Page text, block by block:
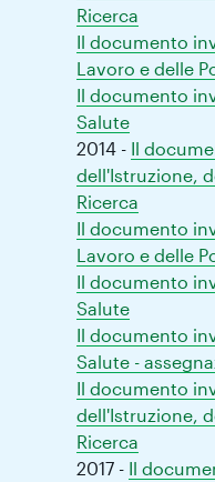
Ricerca
Il documento
Lavoro e delle
Il documento
Salute
2014 - Il
dell'Istruzione,
Ricerca
Il documento
Lavoro e delle
Il documento
Salute
Il documento
Salute -
Il documento
dell'Istruzione,
Ricerca
2017 - Il